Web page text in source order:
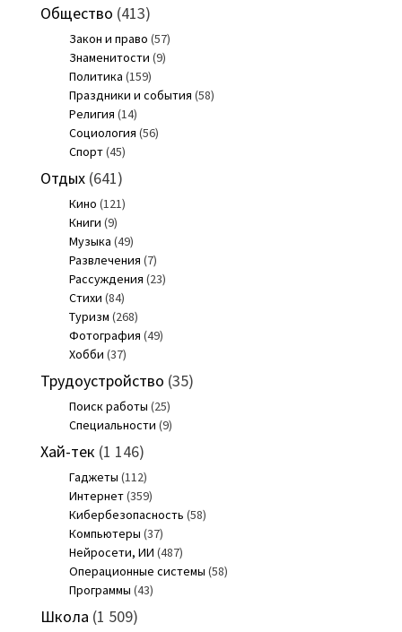
Общество (413)
Закон и право (57)
Знаменитости (9)
Политика (159)
Праздники и события (58)
Религия (14)
Социология (56)
Спорт(45)
Отдых(641)
Кино (121)
Книги (9)
Музыка (49)
Развлечения (7)
Рассуждения (23)
Стихи (84)
Туризм (268)
Фотография (49)
Хобби (37)
Трудоустройство (35)
Поиск работы (25)
Специальности (9)
Хай-тек (1 146)
Гаджеты (112)
Интернет(359)
Кибербезопасность (58)
Компьютеры (37)
Нейросети, ИИ (487)
Операционные системы (58)
Программы (43)
Школа (1 509)